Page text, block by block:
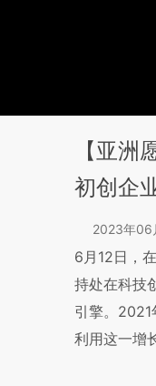
【亚洲
初创企
2023年06
6月12日，
持处在科技
引擎。2021
利用这一增